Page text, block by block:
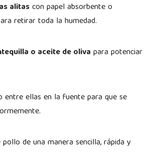
alitascon papel absorbente o
retirar toda la humedad.
o aceite de oliva para potenciar
entre ellas en la fuente para que se
de una manera sencilla, rápida y